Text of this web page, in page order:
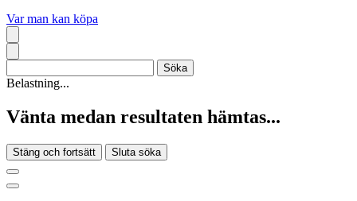
Var man kan köpa
Belastning...
Vänta medan resultaten hämtas...
Stäng och fortsätt Sluta söka